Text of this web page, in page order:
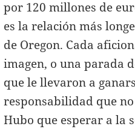
por 120 millones de
es la relación más
de Oregon. Cada
imagen, o una parada
que le llevaron a
responsabilidad que
Hubo que esperar a la